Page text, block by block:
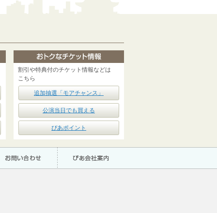
割引や特典付のチケット情報などは
こちら
追加抽選「モアチャンス」
公演当日でも買える
ぴあポイント